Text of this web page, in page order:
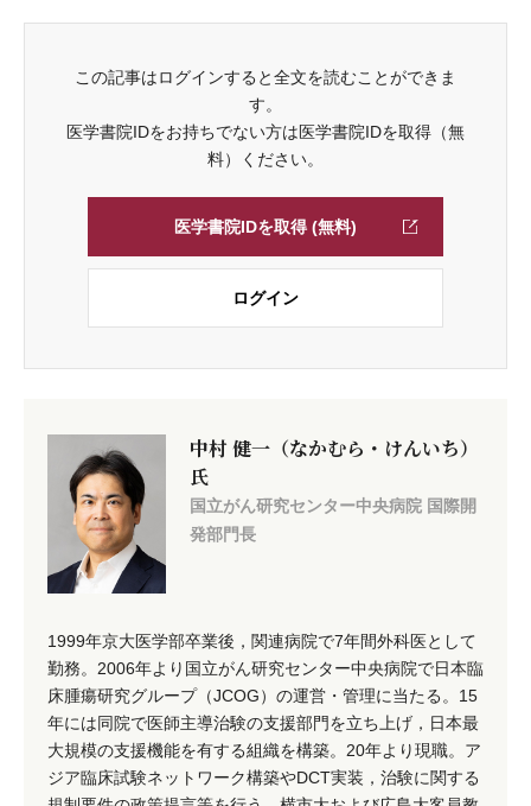
この記事はログインすると全文を読むことができま
す。
医学書院IDをお持ちでない方は医学書院IDを取得（無
料）ください。
医学書院IDを取得 (無料)
ログイン
中村 健一（なかむら・けんいち）
氏
国立がん研究センター中央病院 国際開
発部門長
1999年京大医学部卒業後，関連病院で7年間外科医として
勤務。2006年より国立がん研究センター中央病院で日本臨
床腫瘍研究グループ（JCOG）の運営・管理に当たる。15
年には同院で医師主導治験の支援部門を立ち上げ，日本最
大規模の支援機能を有する組織を構築。20年より現職。ア
ジア臨床試験ネットワーク構築やDCT実装，治験に関する